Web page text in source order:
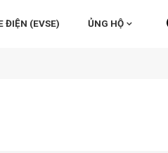
ĐIỆN (EVSE) ỦNG HỘ